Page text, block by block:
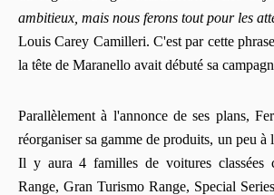
ambitieux, mais nous ferons tout pour les
Louis Carey Camilleri. C'est par cette
la tête de Maranello avait débuté sa
Parallèlement à l'annonce de ses plans,
réorganiser sa gamme de produits, un peu
Il y aura 4 familles de voitures classées
Range, Gran Turismo Range, Special